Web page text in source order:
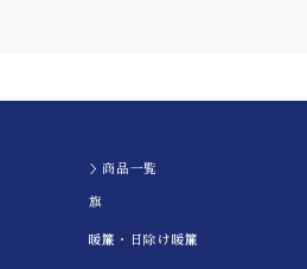
祭り」を盛り上げる約50台の太鼓
＞商品一覧
旗
暖簾・日除け暖簾